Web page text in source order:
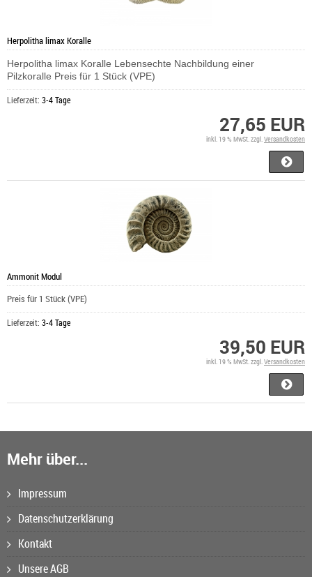
Herpolitha limax Koralle
Herpolitha limax Koralle Lebensechte Nachbildung einer
Pilzkoralle Preis für 1 Stück (VPE)
Lieferzeit: 3-4 Tage
27,65 EUR
inkl. 19 % MwSt. zzgl. Versandkosten
Ammonit Modul
Preis für 1 Stück (VPE)
Lieferzeit: 3-4 Tage
39,50 EUR
inkl. 19 % MwSt. zzgl.Versandkosten
Mehr über...
Impressum
Datenschutzerklärung
Kontakt
Unsere AGB